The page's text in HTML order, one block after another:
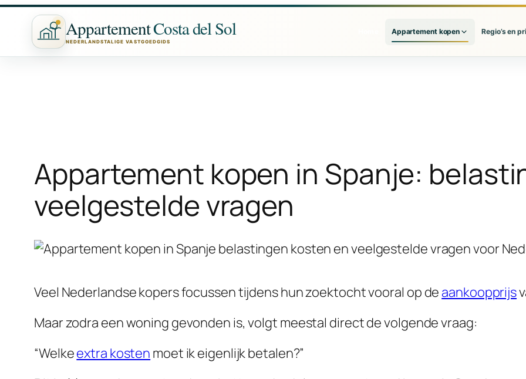
Ga
AppartementCosta del Sol
NEDERLANDSTALIGE VASTGOEDGIDS
Appartement kopen Regio’s en
Appartement kopen in Spanje:
veelgestelde vragen
Veel Nederlandse kopers focussen tijdens hun zoektocht vooral op de aankoopprijs
Maar zodra een woning gevonden is, volgt meestal direct de volgende vraag:
“Welkeextra kosten moet ik eigenlijk betalen?”